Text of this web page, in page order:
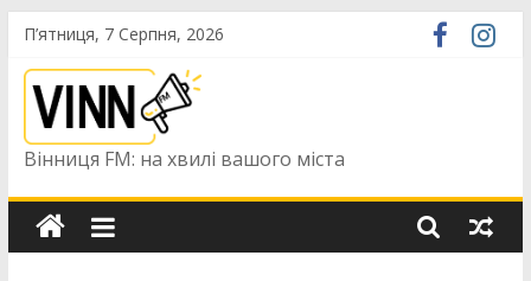
Skip
content
П’ятниця, 7 Серпня, 2026
Вінниця FM: на хвилі вашого міста